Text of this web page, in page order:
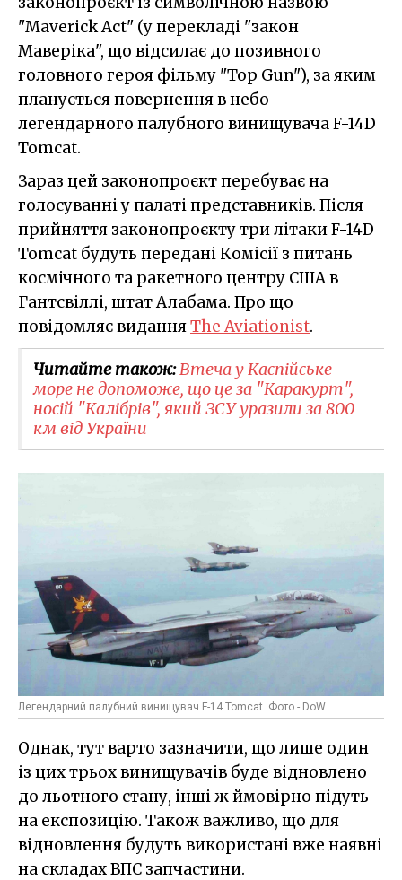
"Maverick Act" (у перекладі "закон
Маверіка", що відсилає до позивного
головного героя фільму "Top Gun"), за яким
планується повернення в небо
легендарного палубного винищувача F-14D
Tomcat.
Зараз цей законопроєкт перебуває на
голосуванні у палаті представників. Після
прийняття законопроєкту три літаки F-14D
Tomcat будуть передані Комісії з питань
космічного та ракетного центру США в
Гантсвіллі, штат Алабама. Про що
повідомляє виданняThe Aviationist.
Читайте також:Втеча у Каспійське
море не допоможе, що це за "Каракурт",
носій "Калібрів", який ЗСУ уразили за 800
км від України
Легендарний палубний винищувач F-14 Tomcat. Фото - DoW
Однак, тут варто зазначити, що лише один
із цих трьох винищувачів буде відновлено
до льотного стану, інші ж ймовірно підуть
на експозицію. Також важливо, що для
відновлення будуть використані вже наявні
на складах ВПС запчастини.